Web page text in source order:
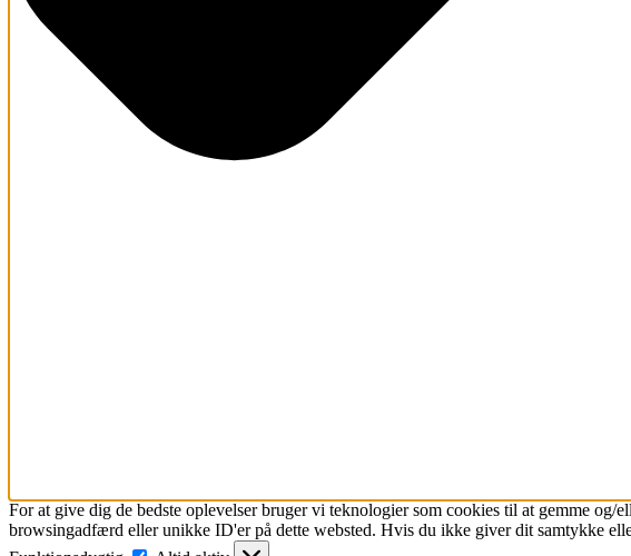
For at give dig de bedste oplevelser bruger vi teknologier som cookies til at gemme
browsingadfærd eller unikke ID'er på dette websted. Hvis du ikke giver dit samtykke
Funktionsdygtig